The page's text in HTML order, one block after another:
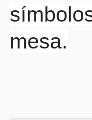
mesa.